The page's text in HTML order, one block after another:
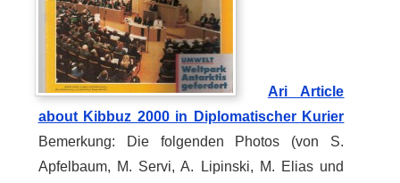
Ari Article
about Kibbuz 2000 in Diplomatischer Kurier
Bemerkung: Die folgenden Photos (von S.
Apfelbaum, M. Servi, A. Lipinski, M. Elias und